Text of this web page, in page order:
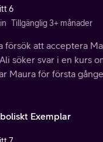
6
Tillgänglig 3+ månader
försök att acceptera
söker svar i en kurs
Maura för första
Exemplar